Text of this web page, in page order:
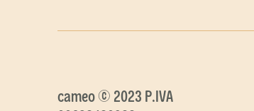
cameo © 2023 P.IVA